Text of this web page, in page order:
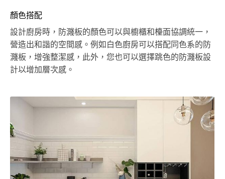
顏色搭配
設計廚房時，防濺板的顏色可以與櫥櫃和檯面協調統一，
營造出和諧的空間感。例如白色廚房可以搭配同色系的防
濺板，增強整潔感，此外，您也可以選擇跳色的防濺板設
計以增加層次感。